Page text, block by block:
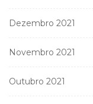
Dezembro 2021
Novembro 2021
Outubro 2021